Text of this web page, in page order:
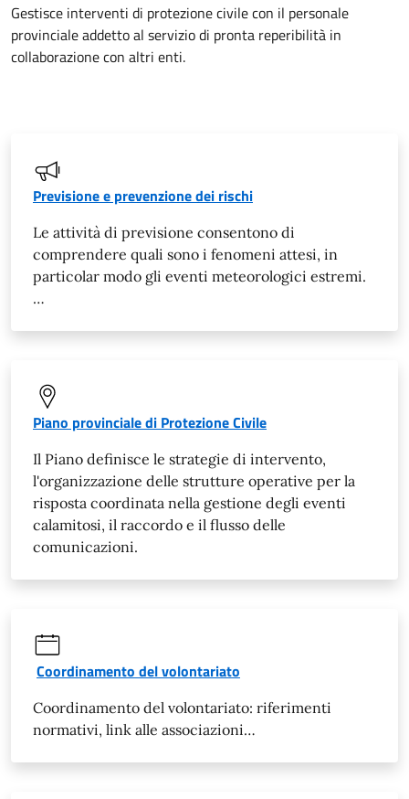
Gestisce interventi di protezione civile con il personale
provinciale addetto al servizio di pronta reperibilità in
collaborazione con altri enti.
Previsione e prevenzione dei rischi
Le attività di previsione consentono di
comprendere quali sono i fenomeni attesi, in
particolar modo gli eventi meteorologici estremi.
…
Piano provinciale di Protezione Civile
Il Piano definisce le strategie di intervento,
l'organizzazione delle strutture operative per la
risposta coordinata nella gestione degli eventi
calamitosi, il raccordo e il flusso delle
comunicazioni.
Coordinamento del volontariato
Coordinamento del volontariato: riferimenti
normativi, link alle associazioni…